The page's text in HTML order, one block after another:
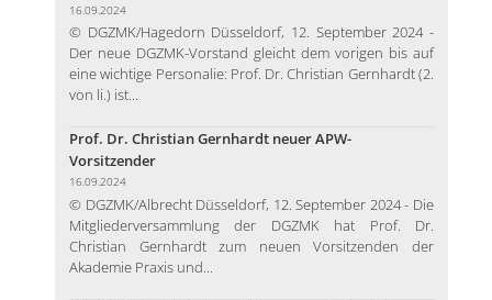
16.09.2024
© DGZMK/Hagedorn Düsseldorf, 12. September 2024 -
Der neue DGZMK-Vorstand gleicht dem vorigen bis auf
eine wichtige Personalie: Prof. Dr. Christian Gernhardt (2.
von li.) ist...
Prof. Dr. Christian Gernhardt neuer APW-
Vorsitzender
16.09.2024
© DGZMK/Albrecht Düsseldorf, 12. September 2024 - Die
Mitgliederversammlung der DGZMK hat Prof. Dr.
Christian Gernhardt zum neuen Vorsitzenden der
Akademie Praxis und...